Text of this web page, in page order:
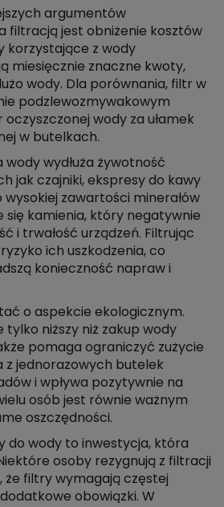
argumentów
filtracją jest obniżenie kosztów
korzystające z wody
miesięcznie znaczne kwoty,
wody. Dla porównania, filtr w
podzlewozmywakowym
wody za ułamek
w butelkach.
wydłuża żywotność
jak czajniki, ekspresy do kawy
wysokiej zawartości minerałów
się kamienia, który negatywnie
i trwałość urządzeń. Filtrując
ich uszkodzenia, co
konieczność napraw i
o aspekcie ekologicznym.
tylko niższy niż zakup wody
pomaga ograniczyć zużycie
z jednorazowych butelek
i wpływa pozytywnie na
osób jest równie ważnym
oszczędności.
do wody to inwestycja, która
osoby rezygnują z filtracji
że filtry wymagają częstej
obowiązki. W